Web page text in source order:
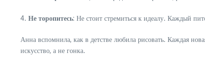
4. Не торопитесь: Не стоит стремиться к идеалу. Каждый
Анна вспомнила, как в детстве любила рисовать. Каждая
искусство, а не гонка.